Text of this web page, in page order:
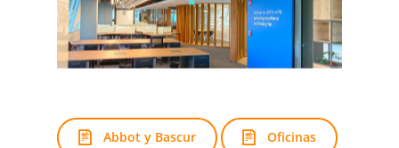
Abbot y Bascur Oficinas